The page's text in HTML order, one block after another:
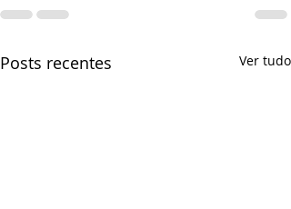
Posts recentes Ver tudo